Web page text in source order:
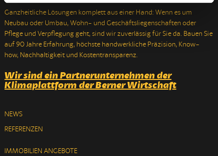
Ganzheitliche Lösungen komplett aus einer Hand: Wenn es um
Neubau oder Umbau, Wohn- und Geschäftsliegenschaften oder
Pflege und Verpflegung geht, sind wir zuverlässig für Sie da. Bauen Sie
auf 90 Jahre Erfahrung, höchste handwerkliche Präzision, Know-
how, Nachhaltigkeit und Kostentransparenz.
Wir sind ein Partnerunternehmen der
Klimaplattform der Berner Wirtschaft
NEWS
REFERENZEN
IMMOBILIEN ANGEBOTE